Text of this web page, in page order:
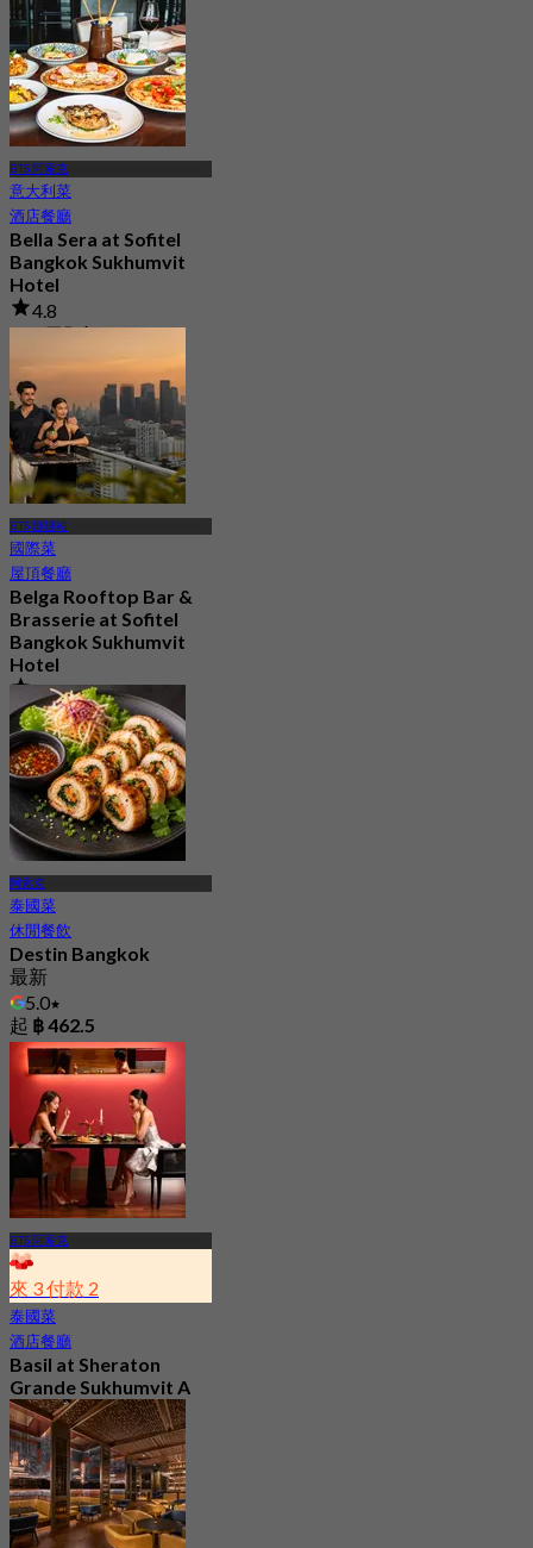
BTS 阿索克
意大利菜
酒店餐廳
Bella Sera at Sofitel
Bangkok Sukhumvit
Hotel
4.8
481 已預訂
BTS 娜娜站
國際菜
屋頂餐廳
Belga Rooftop Bar &
Brasserie at Sofitel
Bangkok Sukhumvit
Hotel
4.6
1.4K 已預訂
起฿ 996.66
阿索克
泰國菜
休閒餐飲
Destin Bangkok
最新
5.0
起 ฿ 462.5
BTS 阿索克
來 3 付款 2
泰國菜
酒店餐廳
Basil at Sheraton
Grande Sukhumvit A
Luxury Collection
Hotel
4.8
562 已預訂
起฿ 650